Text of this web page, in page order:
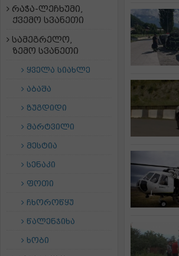
რაჭა-ლეჩხუმი,
ქვემო სვანეთი
სამეგრელო,
ზემო სვანეთი
ყველა სიახლე
აბაშა
ზუგდიდი
მარტვილი
მესტია
სენაკი
ფოთი
ჩხოროწყუ
წალენჯიხა
ხობი